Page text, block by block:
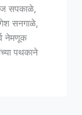
सपकाळे,
सनगाळे,
नेमणूक
पथकाने